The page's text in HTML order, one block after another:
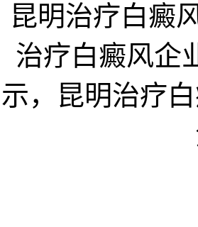
昆明治疗白癜
治疗白癜风企
示，昆明治疗